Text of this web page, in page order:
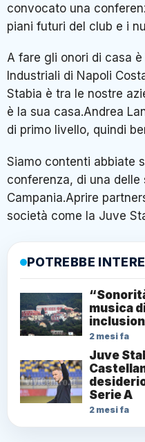
convocato una
piani futuri del club e i
A fare gli onori di casa è
Industriali di Napoli
Stabia è tra le nostre
è la sua casa.Andrea
di primo livello, quindi
Siamo contenti abbiate
conferenza, di una
Campania.Aprire
società come la Juve
POTREBBE
musica
2 mesi fa
Juve
Serie A
2 mesi fa